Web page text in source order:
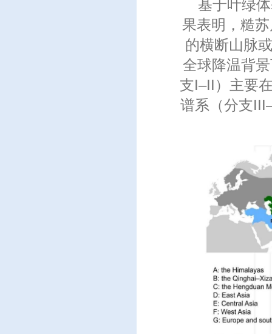
基于叶绿
果表明，糙
的横断山脉
全球降温背
支I–II）主要
谱系（分支